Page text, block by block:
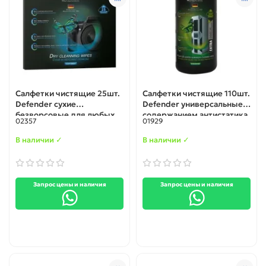
Салфетки чистящие 25шт.
Defender сухие
безворсовые для любых
поверхностей 12х15см. В
картонной коробке
02357
В наличии ✓
Запрос цены и наличия
Салфетки чистящие 110шт.
Defender универсальные с
содержанием антистатика
туба (30100)
01929
В наличии ✓
Запрос цены и наличия